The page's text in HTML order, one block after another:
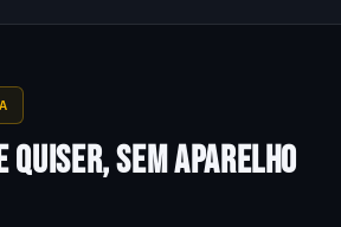
QUISER, SEM APARELHO